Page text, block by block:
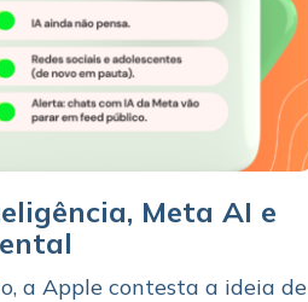
Meta AI e
a Apple contesta a ideia de